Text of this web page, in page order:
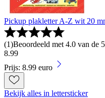
Pickup plakletter A-Z wit 20
(1)Beoordeeld met 4.0 van de
8.99
Prijs: 8.99 euro
Bekijk alles in lettersticker